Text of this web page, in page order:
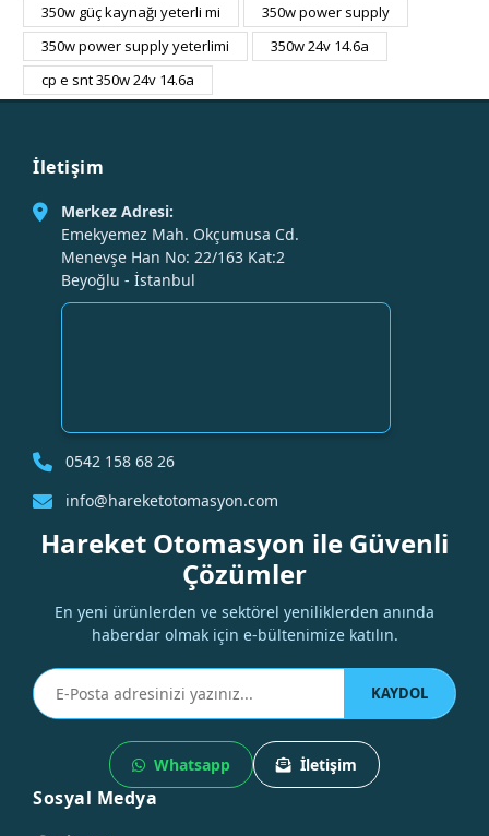
350w güç kaynağı yeterli mi
350w power supply
350w power supply yeterlimi
350w 24v 14.6a
cp e snt 350w 24v 14.6a
İletişim
Merkez Adresi:
Emekyemez Mah. Okçumusa Cd.
Menevşe Han No: 22/163 Kat:2
Beyoğlu - İstanbul
0542 158 68 26
info@hareketotomasyon.com
Hareket Otomasyon ile Güvenli
Çözümler
En yeni ürünlerden ve sektörel yeniliklerden anında
haberdar olmak için e-bültenimize katılın.
KAYDOL
Whatsapp İletişim
Sosyal Medya